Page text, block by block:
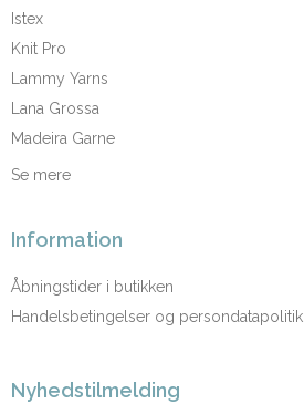
Istex
Knit Pro
Lammy Yarns
Lana Grossa
Madeira Garne
Se mere
Information
Åbningstider i butikken
Handelsbetingelser og persondatapolitik
Nyhedstilmelding